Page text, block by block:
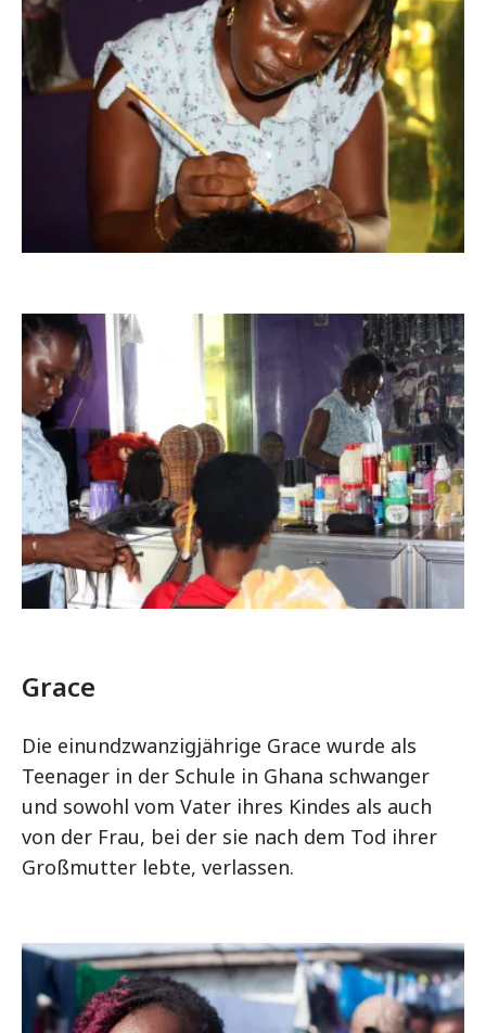
Grace
Die einundzwanzigjährige Grace wurde als
Teenager in der Schule in Ghana schwanger
und sowohl vom Vater ihres Kindes als auch
von der Frau, bei der sie nach dem Tod ihrer
Großmutter lebte, verlassen.